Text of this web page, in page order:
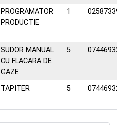
PROGRAMATOR
PRODUCTIE
1
SUDOR MANUAL
CU FLACARA DE
GAZE
5
TAPITER 5